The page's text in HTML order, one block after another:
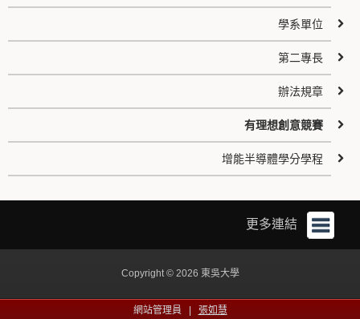
學系單位
第二專長
辦法規章
有理想創意競賽
增能半導體學分學程
更多連結
Copyright © 2026 東吳大學
網站管理員 | 張如慧